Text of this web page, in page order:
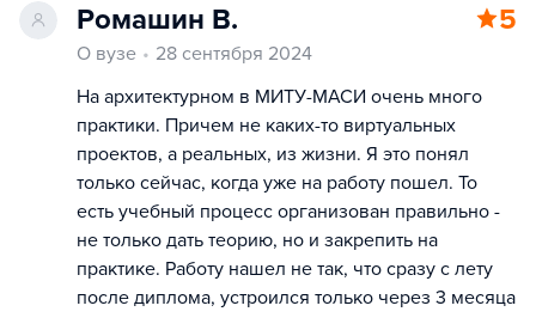
Ромашин В. 5
О вузе
28 сентября 2024
На архитектурном в МИТУ-МАСИ очень много
практики. Причем не каких-то виртуальных
проектов, а реальных, из жизни. Я это понял
только сейчас, когда уже на работу пошел. То
есть учебный процесс организован правильно -
не только дать теорию, но и закрепить на
практике. Работу нашел не так, что сразу с лету
после диплома, устроился только через 3 месяца